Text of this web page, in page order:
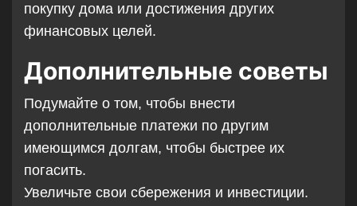
покупку дома или достижения других
финансовых целей.
Дополнительные советы
Подумайте о том, чтобы внести
дополнительные платежи по другим
имеющимся долгам, чтобы быстрее их
погасить.
Увеличьте свои сбережения и инвестиции.